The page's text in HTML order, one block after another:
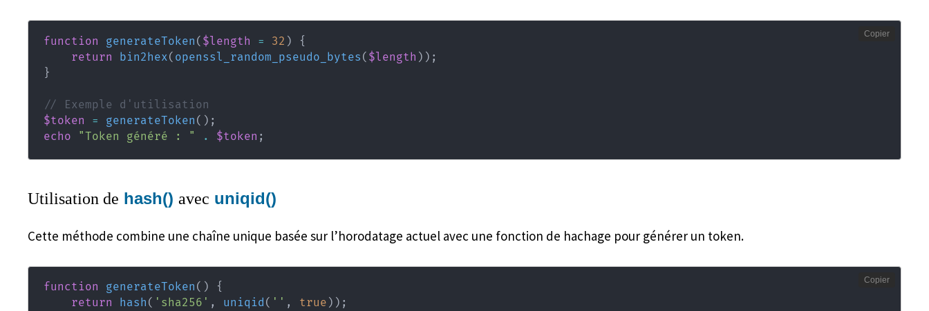
function generateToken ( $length = 32 )
{
return
bin2hex( openssl_random_pseudo_bytes ( $length ) ) ;
}
// Exemple d'utilisation
$token
= generateToken ( ) ;
echo
"Token généré : " . $token ;
Copier
Utilisation de hash() avec uniqid()
Cette méthode combine une chaîne unique basée sur l’horodatage actuel avec une fonction de hachage pour générer un token.
function generateToken ( )
{
return
hash ( 'sha256' , uniqid ( '' , true ) ) ;
Copier